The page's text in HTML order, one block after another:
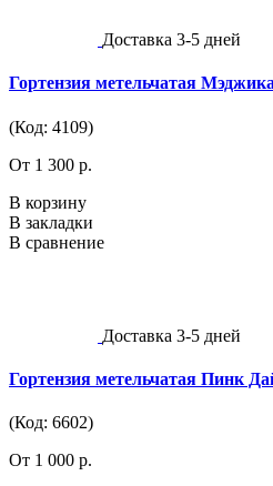
Доставка 3-5 дней
Гортензия метельчатая
(Код: 4109)
От 1 300 р.
В корзину
В закладки
В сравнение
Доставка 3-5 дней
Гортензия метельчатая Пинк
(Код: 6602)
От 1 000 р.